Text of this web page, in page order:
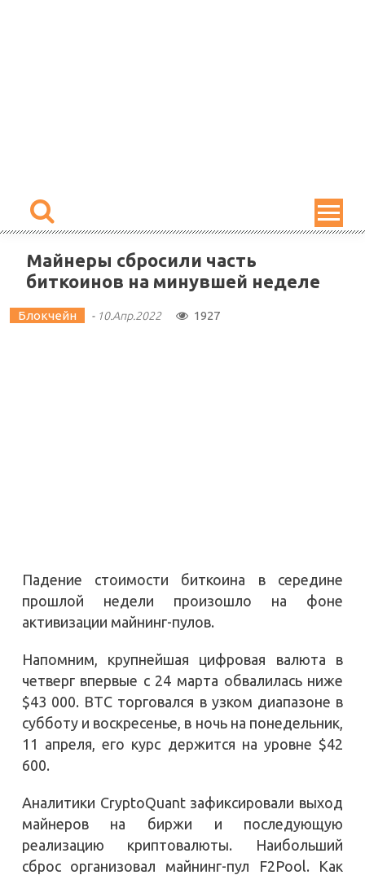
Майнеры сбросили часть
биткоинов на минувшей неделе
Блокчейн - 10.Апр.2022 1927
Падение стоимости биткоина в середине
прошлой недели произошло на фоне
активизации майнинг-пулов.
Напомним, крупнейшая цифровая валюта в
четверг впервые с 24 марта обвалилась ниже
$43 000. BTC торговался в узком диапазоне в
субботу и воскресенье, в ночь на понедельник,
11 апреля, его курс держится на уровне $42
600.
Аналитики CryptoQuant зафиксировали выход
майнеров на биржи и последующую
реализацию криптовалюты. Наибольший
сброс организовал майнинг-пул F2Pool. Как